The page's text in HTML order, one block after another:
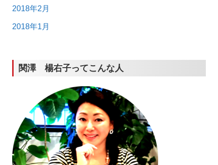
2018年2月
2018年1月
関澤 楊右子ってこんな人